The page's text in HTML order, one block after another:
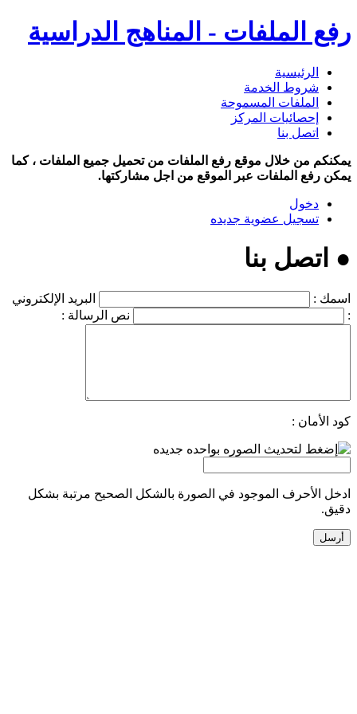
رفع الملفات - المناهج الدراسية
الرئيسية
شروط الخدمة
الملفات المسموحة
إحصائيات المركز
اتصل بنا
يمكنكم من خلال موقع رفع الملفات من تحميل جميع الملفات ، كما
يمكن رفع الملفات عبر الموقع من اجل مشاركتها.
دخول
تسجيل عضوية جديده
● اتصل بنا
اسمك :
البريد الإلكتروني
:
نص الرسالة :
كود الأمان :
ادخل الأحرف الموجود في الصورة بالشكل الصحيح مرتبة بشكل
دقيق.